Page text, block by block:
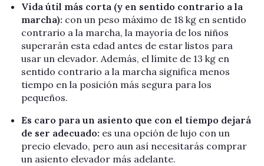
Vida útil más corta (y en sentido contrario a la
marcha): con un peso máximo de 18 kg en sentido
contrario a la marcha, la mayoría de los niños
superarán esta edad antes de estar listos para
usar un elevador. Además, el límite de 13 kg en
sentido contrario a la marcha significa menos
tiempo en la posición más segura para los
pequeños.
Es caro para un asiento que con el tiempo dejará
de ser adecuado: es una opción de lujo con un
precio elevado, pero aun así necesitarás comprar
un asiento elevador más adelante.